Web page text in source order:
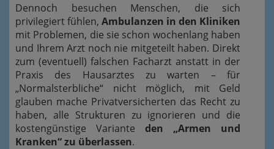
Dennoch besuchen Menschen, die sich
privilegiert fühlen, Ambulanzen in den Kliniken
mit Problemen, die sie schon wochenlang haben
und Ihrem Arzt noch nie mitgeteilt haben. Direkt
zum (eventuell) falschen Facharzt anstatt in der
Praxis des Hausarztes zu warten – für
„Normalsterbliche“ nicht möglich, mit Geld
glauben mache Privatversicherten das Recht zu
haben, alle Strukturen zu ignorieren und die
kostengünstige Variante den „Armen und
Kranken“ zu überlassen.